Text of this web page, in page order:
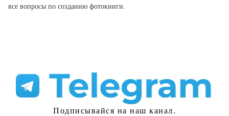
все вопросы по созданию фотокниги.
Подписывайся на наш канал.